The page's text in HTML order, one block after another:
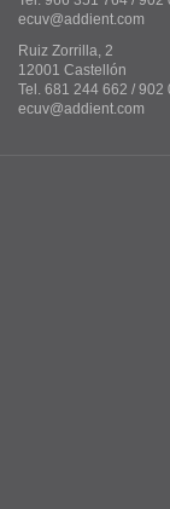
ecuv@addient.com
Ruiz Zorrilla, 2
12001 Castellón
Tel. 681 244 662 / 902
ecuv@addient.com